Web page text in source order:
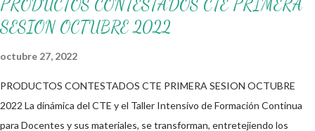
PRODUCTOS CONTESTADOS CTE PRIMERA
SESION OCTUBRE 2022
octubre 27, 2022
PRODUCTOS CONTESTADOS CTE PRIMERA SESION OCTUBRE
2022 La dinámica del CTE y el Taller Intensivo de Formación Continua
para Docentes y sus materiales, se transforman, entretejiendo los